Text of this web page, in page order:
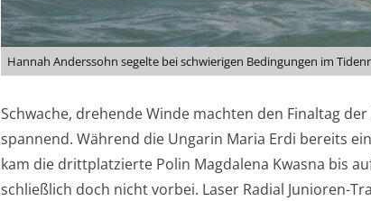
Hannah Anderssohn segelte bei schwierigen Bedingungen im
Schwache, drehende Winde machten den Finaltag
spannend. Während die Ungarin Maria Erdi bereits
kam die drittplatzierte Polin Magdalena Kwasna bis
schließlich doch nicht vorbei. Laser Radial Junioren-